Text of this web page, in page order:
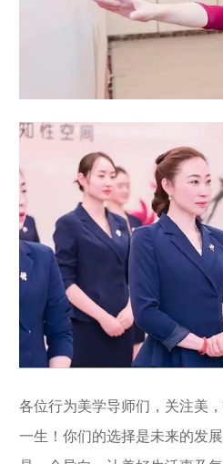
各位行为美学导师们，关注美
一生！你们的选择是未来的发